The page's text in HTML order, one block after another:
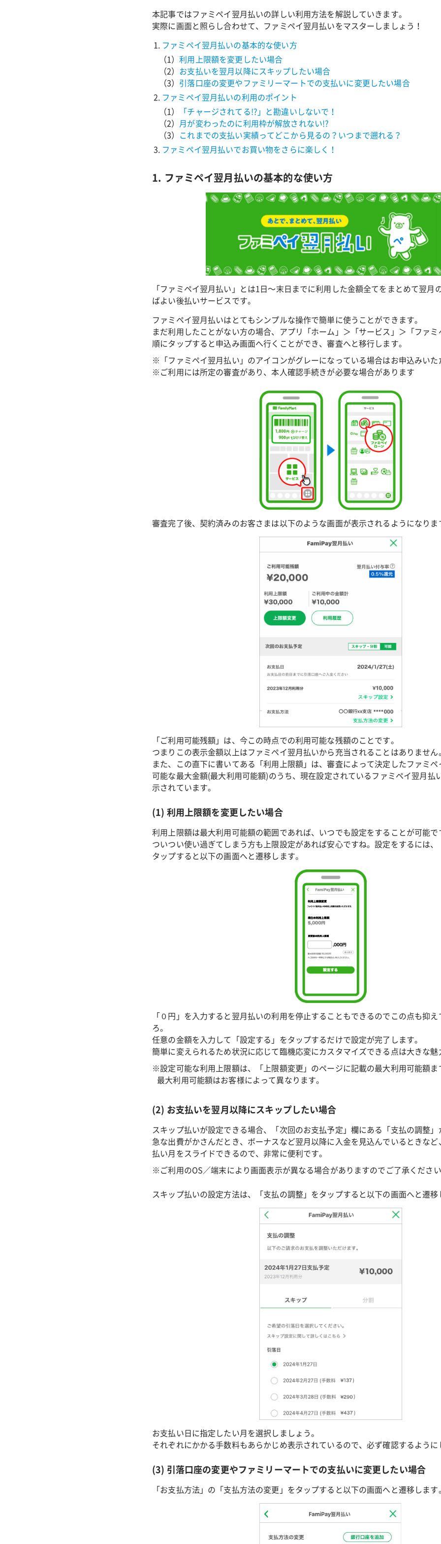
本記事ではファミペイ翌月払いの詳しい利用方法を解説していきます。
実際に画面と照らし合わせて、ファミペイ翌月払いをマスターしましょう！
ファミペイ翌月払いの基本的な使い方
利用上限額を変更したい場合
お支払いを翌月以降にスキップしたい場合
引落口座の変更やファミリーマートでの支払いに変更したい場合
ファミペイ翌月払いの利用のポイント
「チャージされてる!?」と勘違いしないで！
月が変わったのに利用枠が解放されない!?
これまでの支払い実績ってどこから見るの？いつまで遡れる？
ファミペイ翌月払いでお買い物をさらに楽しく！
1. ファミペイ翌月払いの基本的な使い方
「ファミペイ翌月払い」とは1日〜末日までに利用した金額全てをまとめて翌月
ばよい後払いサービスです。
ファミペイ翌月払いはとてもシンプルな操作で簡単に使うことができます。
まだ利用したことがない方の場合、アプリ「ホーム」＞「サービス」＞「ファ
順にタップすると申込み画面へ行くことができ、審査へと移行します。
※「ファミペイ翌月払い」のアイコンがグレーになっている場合はお申込みいた
※ご利用には所定の審査があり、本人確認手続きが必要な場合があります
審査完了後、契約済みのお客さまは以下のような画面が表示されるようになりま
「ご利用可能残額」は、今この時点での利用可能な残額のことです。
つまりこの表示金額以上はファミペイ翌月払いから充当されることはありません
また、この直下に書いてある「利用上限額」は、審査によって決定したファミ
可能な最大金額(最大利用可能額)のうち、現在設定されているファミペイ翌月払
示されています。
(1) 利用上限額を変更したい場合
利用上限額は最大利用可能額の範囲であれば、いつでも設定をすることが可能で
ついつい使い過ぎてしまう方も上限設定があれば安心ですね。設定をするには
タップすると以下の画面へと遷移します。
「０円」を入力すると翌月払いの利用を停止することもできるのでこの点も抑
ろ。
任意の金額を入力して「設定する」をタップするだけで設定が完了します。
簡単に変えられるため状況に応じて臨機応変にカスタマイズできる点は大きな魅
※設定可能な利用上限額は、「上限額変更」のページに記載の最大利用可能額ま
最大利用可能額はお客様によって異なります。
(2) お支払いを翌月以降にスキップしたい場合
スキップ払いが設定できる場合、「次回のお支払予定」欄にある「支払の調整
急な出費がかさんだとき、ボーナスなど翌月以降に入金を見込んでいるときな
払い月をスライドできるので、非常に便利です。
※ご利用のOS／端末により画面表示が異なる場合がありますのでご了承くださ
スキップ払いの設定方法は、「支払の調整」をタップすると以下の画面へと遷移
お支払い日に指定したい月を選択しましょう。
それぞれにかかる手数料もあらかじめ表示されているので、必ず確認するように
(3) 引落口座の変更やファミリーマートでの支払いに変更したい場合
「お支払方法」の「支払方法の変更」をタップすると以下の画面へと遷移します